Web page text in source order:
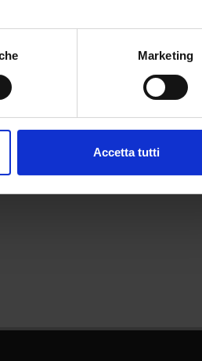
di qualche metro,
cookie.
Marketing
Accetta tutti
events/symposia/34-pezcoller-